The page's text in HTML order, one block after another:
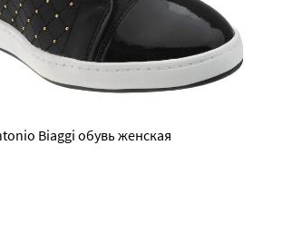
Biaggi обувь женская